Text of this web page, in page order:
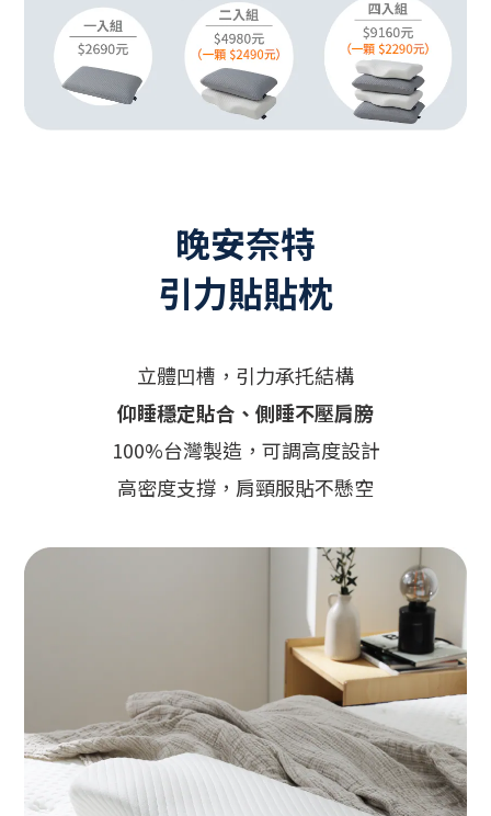
晚安奈特
引力貼貼枕
立體凹槽，引力承托結構
仰睡穩定貼合、側睡不壓肩膀
100%台灣製造，可調高度設計
高密度支撐，肩頸服貼不懸空